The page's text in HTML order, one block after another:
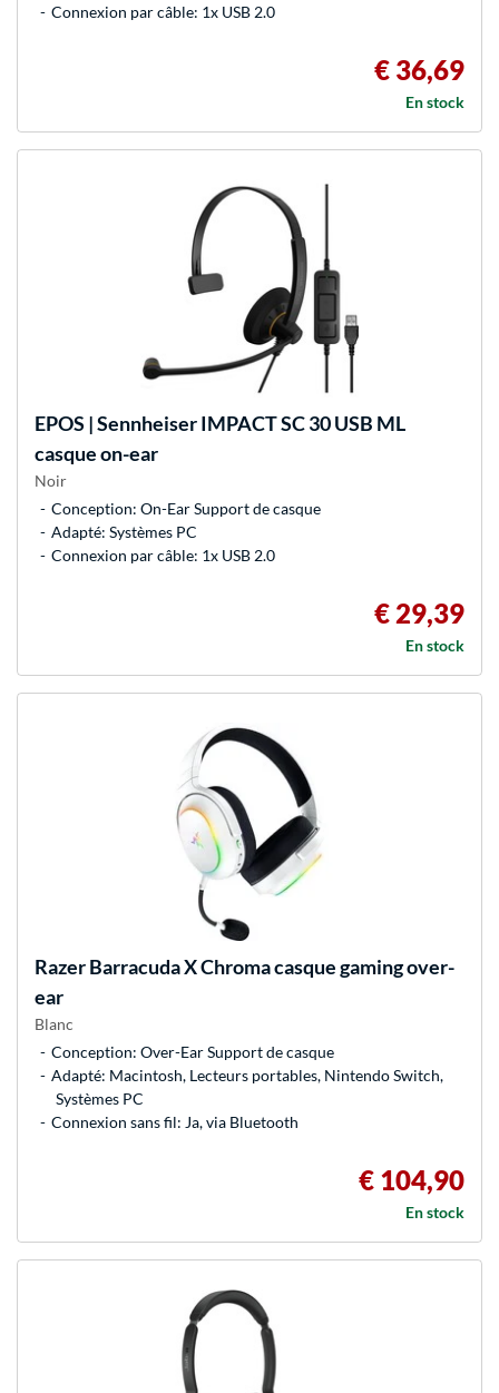
Connexion par câble: 1x USB 2.0
€ 36,69
En stock
EPOS | SennheiserIMPACT SC 30 USB ML
casque on-ear
Noir
Conception: On-Ear Support de casque
Adapté: Systèmes PC
Connexion par câble: 1x USB 2.0
€ 29,39
En stock
RazerBarracuda X Chroma casque gaming over-
ear
Blanc
Conception: Over-Ear Support de casque
Adapté: Macintosh, Lecteurs portables, Nintendo Switch,
Systèmes PC
Connexion sans fil: Ja, via Bluetooth
€ 104,90
En stock